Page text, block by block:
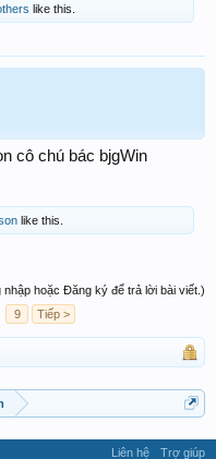
like this.
cô chú bác bjgWin
like this.
nhập hoặc Đăng ký để trả lời bài viết.)
9 Tiếp >
Liên hệ Trợ giúp